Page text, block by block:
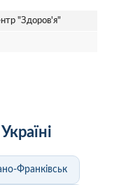
"Здоров'я"
Франківськ